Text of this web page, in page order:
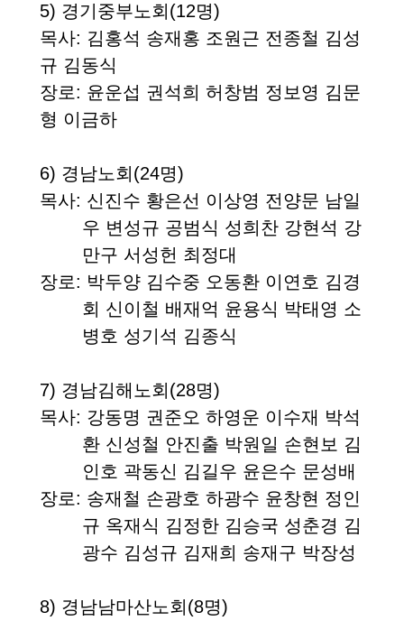
5) 경기중부노회 (12명)
목사: 김홍석 송재홍 조원근 전종철 김성
규 김동식
장로: 윤운섭 권석희 허창범 정보영 김문
형 이금하
6) 경남노회 (24명)
목사: 신진수 황은선 이상영 전양문 남일
우 변성규 공범식 성희찬 강현석 강
만구 서성헌 최정대
장로: 박두양 김수중 오동환 이연호 김경
회 신이철 배재억 윤용식 박태영 소
병호 성기석 김종식
7) 경남김해노회 (28명)
목사: 강동명 권준오 하영운 이수재 박석
환 신성철 안진출 박원일 손현보 김
인호 곽동신 김길우 윤은수 문성배
장로: 송재철 손광호 하광수 윤창현 정인
규 옥재식 김정한 김승국 성춘경 김
광수 김성규 김재희 송재구 박장성
8) 경남남마산노회 (8명)